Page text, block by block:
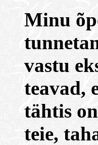
Minu
vastu
teavad,
tähtis
teie,